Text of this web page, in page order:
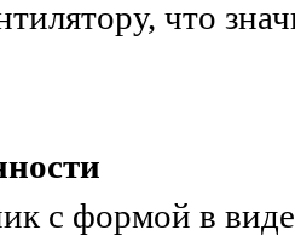
что
с формой в